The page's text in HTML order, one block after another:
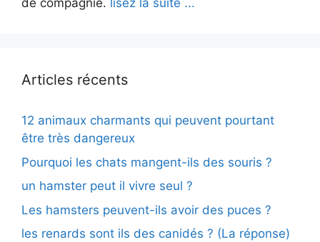
de compagnie. lisez la suite ...
Articles récents
12 animaux charmants qui peuvent pourtant
être très dangereux
Pourquoi les chats mangent-ils des souris ?
un hamster peut il vivre seul ?
Les hamsters peuvent-ils avoir des puces ?
les renards sont ils des canidés ? (La réponse)